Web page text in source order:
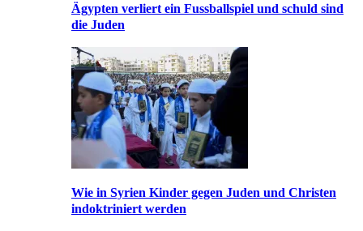
Ägypten verliert ein Fussballspiel und schuld sind
die Juden
Wie in Syrien Kinder gegen Juden und Christen
indoktriniert werden